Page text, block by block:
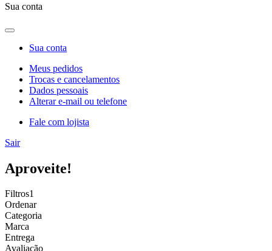
Sua conta
Sua conta
Meus pedidos
Trocas e cancelamentos
Dados pessoais
Alterar e-mail ou telefone
Fale com lojista
Sair
Aproveite!
Filtros1
Ordenar
Categoria
Marca
Entrega
Avaliação